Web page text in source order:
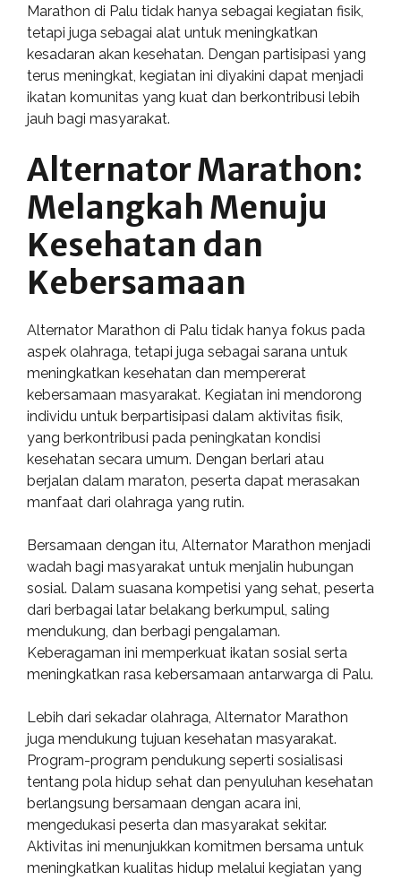
Marathon di Palu tidak hanya sebagai kegiatan fisik,
tetapi juga sebagai alat untuk meningkatkan
kesadaran akan kesehatan. Dengan partisipasi yang
terus meningkat, kegiatan ini diyakini dapat menjadi
ikatan komunitas yang kuat dan berkontribusi lebih
jauh bagi masyarakat.
Alternator Marathon:
Melangkah Menuju
Kesehatan dan
Kebersamaan
Alternator Marathon di Palu tidak hanya fokus pada
aspek olahraga, tetapi juga sebagai sarana untuk
meningkatkan kesehatan dan mempererat
kebersamaan masyarakat. Kegiatan ini mendorong
individu untuk berpartisipasi dalam aktivitas fisik,
yang berkontribusi pada peningkatan kondisi
kesehatan secara umum. Dengan berlari atau
berjalan dalam maraton, peserta dapat merasakan
manfaat dari olahraga yang rutin.
Bersamaan dengan itu, Alternator Marathon menjadi
wadah bagi masyarakat untuk menjalin hubungan
sosial. Dalam suasana kompetisi yang sehat, peserta
dari berbagai latar belakang berkumpul, saling
mendukung, dan berbagi pengalaman.
Keberagaman ini memperkuat ikatan sosial serta
meningkatkan rasa kebersamaan antarwarga di Palu.
Lebih dari sekadar olahraga, Alternator Marathon
juga mendukung tujuan kesehatan masyarakat.
Program-program pendukung seperti sosialisasi
tentang pola hidup sehat dan penyuluhan kesehatan
berlangsung bersamaan dengan acara ini,
mengedukasi peserta dan masyarakat sekitar.
Aktivitas ini menunjukkan komitmen bersama untuk
meningkatkan kualitas hidup melalui kegiatan yang